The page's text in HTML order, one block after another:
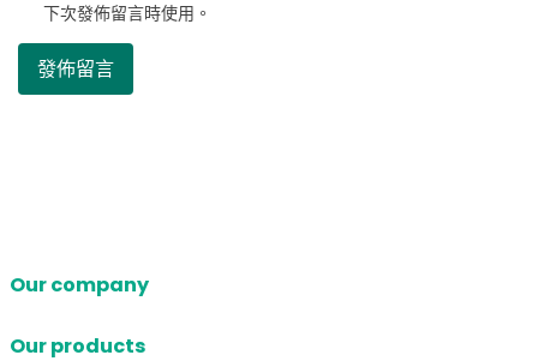
下次發佈留言時使用。
Our company
Our products